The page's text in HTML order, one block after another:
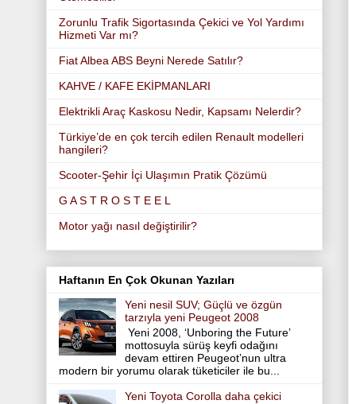
Zorunlu Trafik Sigortasında Çekici ve Yol Yardımı
Hizmeti Var mı?
Fiat Albea ABS Beyni Nerede Satılır?
KAHVE / KAFE EKİPMANLARI
Elektrikli Araç Kaskosu Nedir, Kapsamı Nelerdir?
Türkiye’de en çok tercih edilen Renault modelleri
hangileri?
Scooter-Şehir İçi Ulaşımın Pratik Çözümü
G A S T R O S T E E L
Motor yağı nasıl değiştirilir?
Haftanın En Çok Okunan Yazıları
Yeni nesil SUV; Güçlü ve özgün
tarzıyla yeni Peugeot 2008
Yeni 2008, ‘Unboring the Future’
mottosuyla sürüş keyfi odağını
devam ettiren Peugeot’nun ultra
modern bir yorumu olarak tüketiciler ile bu...
Yeni Toyota Corolla daha çekici